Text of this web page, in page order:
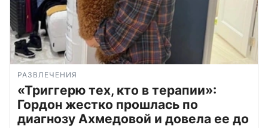
РАЗВЛЕЧЕНИЯ
«Триггерю тех, кто в терапии»:
Гордон жестко прошлась по
диагнозу Ахмедовой и довела ее до